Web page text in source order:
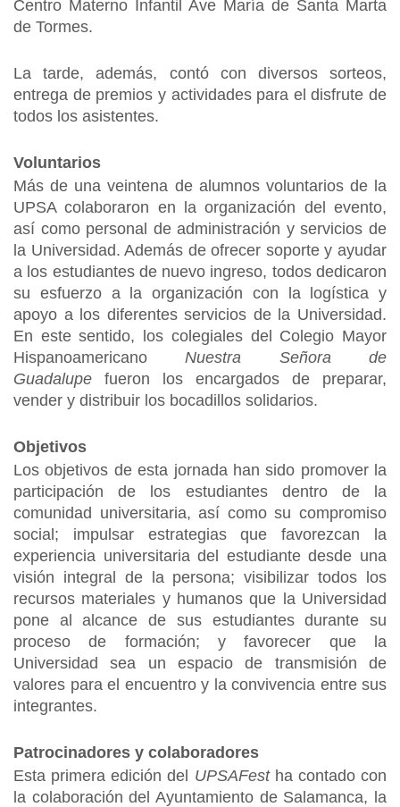
Centro Materno Infantil Ave María de Santa Marta
de Tormes.
La tarde, además, contó con diversos sorteos,
entrega de premios y actividades para el disfrute de
todos los asistentes.
Voluntarios
Más de una veintena de alumnos voluntarios de la
UPSA colaboraron en la organización del evento,
así como personal de administración y servicios de
la Universidad. Además de ofrecer soporte y ayudar
a los estudiantes de nuevo ingreso, todos dedicaron
su esfuerzo a la organización con la logística y
apoyo a los diferentes servicios de la Universidad.
En este sentido, los colegiales del Colegio Mayor
HispanoamericanoNuestra Señora de
Guadalupe fueron los encargados de preparar,
vender y distribuir los bocadillos solidarios.
Objetivos
Los objetivos de esta jornada han sido promover la
participación de los estudiantes dentro de la
comunidad universitaria, así como su compromiso
social; impulsar estrategias que favorezcan la
experiencia universitaria del estudiante desde una
visión integral de la persona; visibilizar todos los
recursos materiales y humanos que la Universidad
pone al alcance de sus estudiantes durante su
proceso de formación; y favorecer que la
Universidad sea un espacio de transmisión de
valores para el encuentro y la convivencia entre sus
integrantes.
Patrocinadores y colaboradores
Esta primera edición del UPSAFestha contado con
la colaboración del Ayuntamiento de Salamanca, la